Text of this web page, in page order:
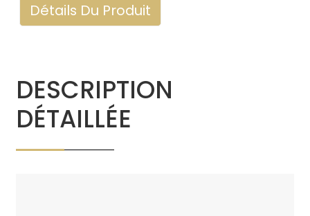
Détails Du Produit
DESCRIPTION
DÉTAILLÉE